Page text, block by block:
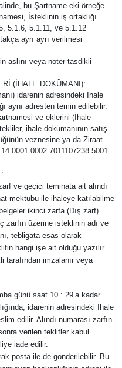
bu Şartname eki örneğe
İsteklinin iş ortaklığı
5.1.6, 5.1.11, ve 5.1.12
ayrı ayrı verilmesi
aslını veya noter tasdikli
(İHALE DOKÜMANI):
idarenin adresindeki İhale
aynı adresten temin edilebilir.
ve eklerini (İhale
ihale dokümanının satış
veznesine ya da Ziraat
0001 0002 7011107238 5001
ve geçici teminata ait alındı
mektubu ile ihaleye katılabilme
ikinci zarfa (Dış zarf)
zarfın üzerine isteklinin adı ve
tebligata esas olarak
hangi işe ait olduğu yazılır.
tarafından imzalanır veya
günü saat 10 : 29’a kadar
idarenin adresindeki İhale
edilir. Alındı numarası zarfın
verilen teklifler kabul
iade edilir.
posta ile de gönderilebilir. Bu